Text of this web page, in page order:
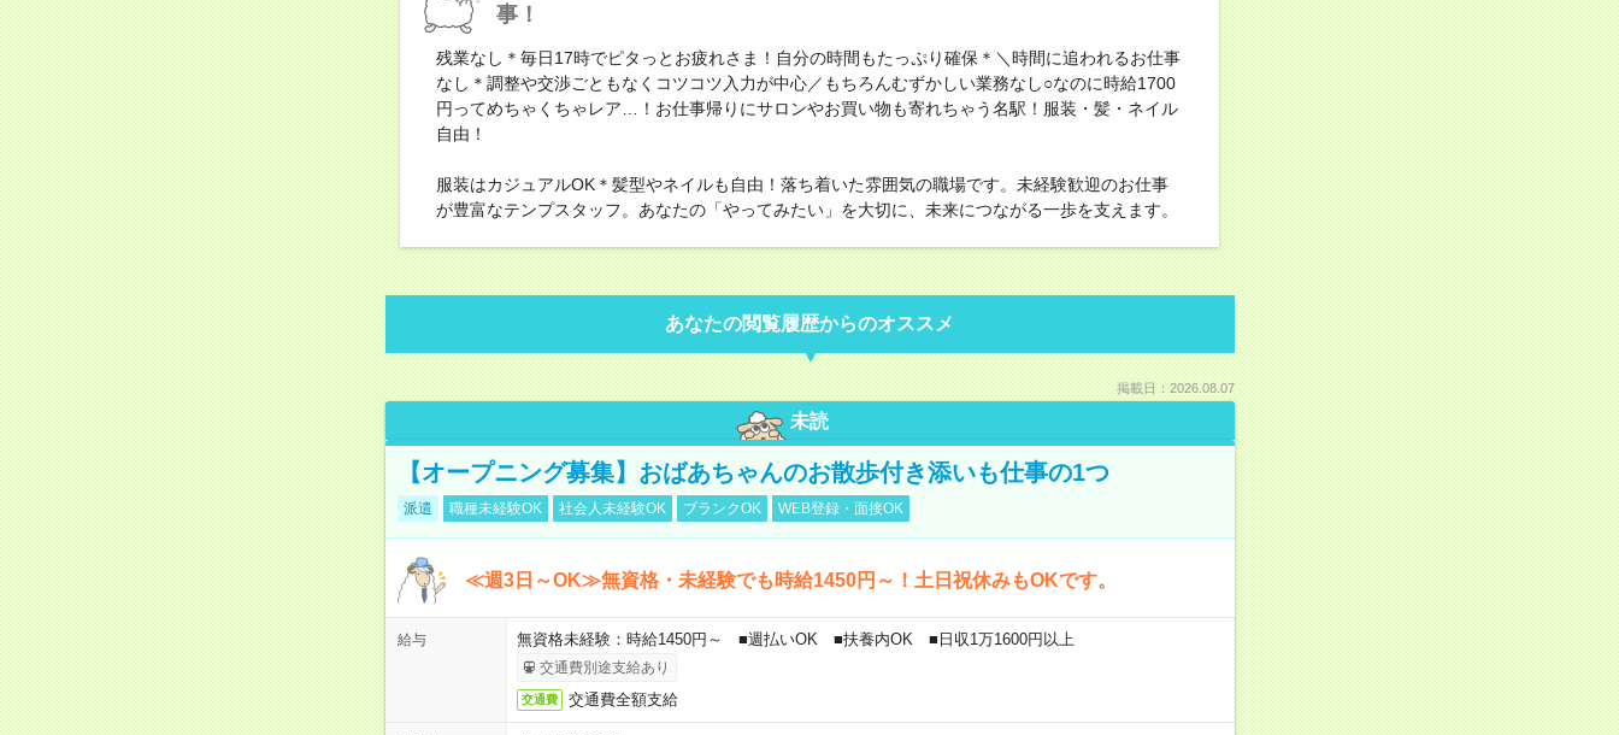
事！
残業なし＊毎日17時でピタっとお疲れさま！自分の時間もたっぷり確保＊＼時間に追われるお仕事
なし＊調整や交渉ごともなくコツコツ入力が中心／もちろんむずかしい業務なし○なのに時給1700
円ってめちゃくちゃレア…！お仕事帰りにサロンやお買い物も寄れちゃう名駅！服装・髪・ネイル
自由！
服装はカジュアルOK＊髪型やネイルも自由！落ち着いた雰囲気の職場です。未経験歓迎のお仕事
が豊富なテンプスタッフ。あなたの「やってみたい」を大切に、未来につながる一歩を支えます。
あなたの閲覧履歴からのオススメ
掲載日：2026.08.07
未読
【オープニング募集】おばあちゃんのお散歩付き添いも仕事の1つ
派遣 職種未経験OK 社会人未経験OK ブランクOK WEB登録・面接OK
≪週3日～OK≫無資格・未経験でも時給1450円～！土日祝休みもOKです。
給与 無資格未経験：時給1450円～ ■週払いOK ■扶養内OK ■日収1万1600円以上
交通費別途支給あり
交通費 交通費全額支給